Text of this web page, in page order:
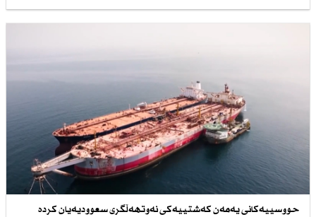
حووسییەكانی یەمەن كەشتییەكی نەوتهەڵگری سعوودیەیان كردە